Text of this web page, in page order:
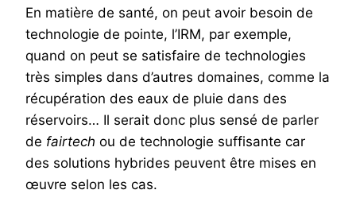
En matière de santé, on peut avoir besoin de
technologie de pointe, l’IRM, par exemple,
quand on peut se satisfaire de technologies
très simples dans d’autres domaines, comme la
récupération des eaux de pluie dans des
réservoirs… Il serait donc plus sensé de parler
de fairtech ou de technologie suffisante car
des solutions hybrides peuvent être mises en
œuvre selon les cas.